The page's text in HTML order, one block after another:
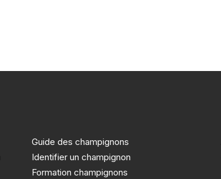
Guide des champignons
Identifier un champignon
Formation champignons